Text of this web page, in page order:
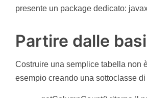
presente un package dedicato:
Partire dalle basi
Costruire una semplice tabella non
esempio creando una sottoclasse